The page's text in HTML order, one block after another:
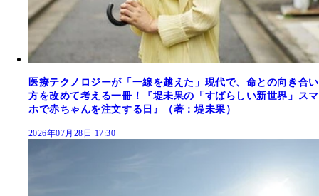
医療テクノロジーが「一線を越えた」現代で、命との向き合い
方を改めて考える一冊！『堤未果の「すばらしい新世界」スマ
ホで赤ちゃんを注文する日』（著：堤未果）
2026年07月28日 17:30